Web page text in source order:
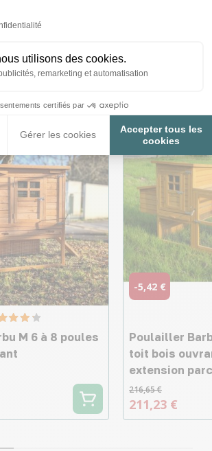
utilisons des cookies.
remarketing et automatisation
certifiés par
Gérer les cookies
Accepter tous les
cookies
Axeptio consent
peuvent vous
intéresser
M 6 à 8 poules
-5,42 €
Poulailler
toit bois
extension
216,65 €
211,23 €